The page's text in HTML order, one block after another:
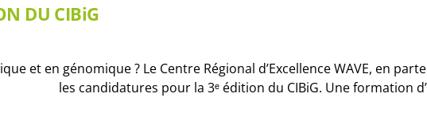
DU CIBiG
et en génomique ? Le Centre Régional d’Excellence WAVE, en
les candidatures pour la 3ᵉ édition du CIBiG. Une formation